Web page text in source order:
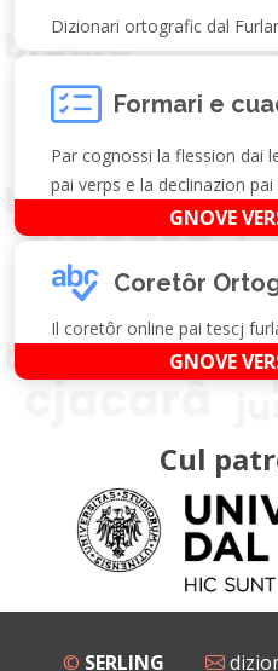
Dizionari ortografic dal
Formari e
Par cognossi la flession dai
pai verps e la declinazion
GNOVE
Coretôr
Il coretôr online pai tescj
GNOVE
Cul
© SERLING